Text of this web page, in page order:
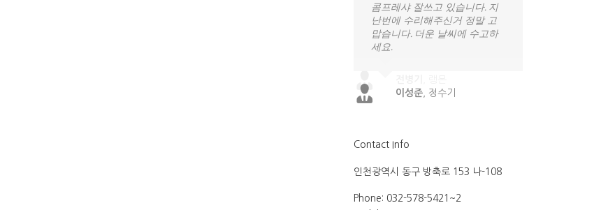
콤프레샤 잘쓰고 있습니다. 지
난번에 수리해주신거 정말 고
맙습니다. 더운 날씨에 수고하
세요.
이성준 정수기
Contact Info
인천광역시 동구 방축로 153 나-108
Phone: 032-578-5421~2